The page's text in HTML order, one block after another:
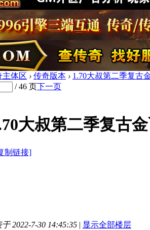
主体区 › 传奇版本 › 1.70大叔第二季复古
/ 46 页下一页
大叔第二季复古
制链接]
2022-7-30 14:45:35 | 显示全部楼层